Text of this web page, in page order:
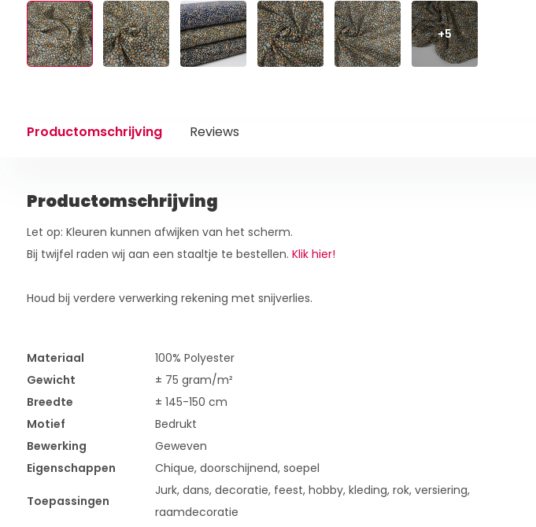
+5
Productomschrijving Reviews
Productomschrijving
Let op: Kleuren kunnen afwijken van het scherm.
Bij twijfel raden wij aan een staaltje te bestellen. Klik hier!
Houd bij verdere verwerking rekening met snijverlies.
Materiaal
100% Polyester
Gewicht
± 75 gram/m²
Breedte
± 145-150 cm
Motief
Bedrukt
Bewerking
Geweven
Eigenschappen
Chique, doorschijnend, soepel
Toepassingen
Jurk, dans, decoratie, feest, hobby, kleding, rok, versiering,
raamdecoratie